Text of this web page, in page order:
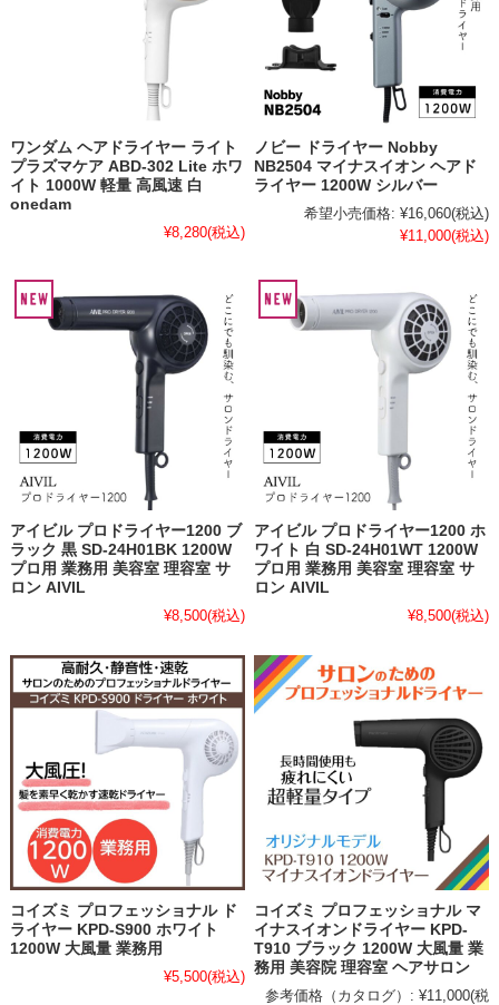
ワンダム ヘアドライヤー ライト
プラズマケア ABD-302 Lite ホワ
イト 1000W 軽量 高風速 白
onedam
¥8,280(税込)
ノビー ドライヤー Nobby
NB2504 マイナスイオン ヘアド
ライヤー 1200W シルバー
希望小売価格: ¥16,060(税込)
¥11,000(税込)
アイビル プロドライヤー1200 ブ
ラック 黒 SD-24H01BK 1200W
プロ用 業務用 美容室 理容室 サ
ロン AIVIL
¥8,500(税込)
アイビル プロドライヤー1200 ホ
ワイト 白 SD-24H01WT 1200W
プロ用 業務用 美容室 理容室 サ
ロン AIVIL
¥8,500(税込)
コイズミ プロフェッショナル ド
ライヤー KPD-S900 ホワイト
1200W 大風量 業務用
¥5,500(税込)
コイズミ プロフェッショナル マ
イナスイオンドライヤー KPD-
T910 ブラック 1200W 大風量 業
務用 美容院 理容室 ヘアサロン
参考価格（カタログ）: ¥11,000(税